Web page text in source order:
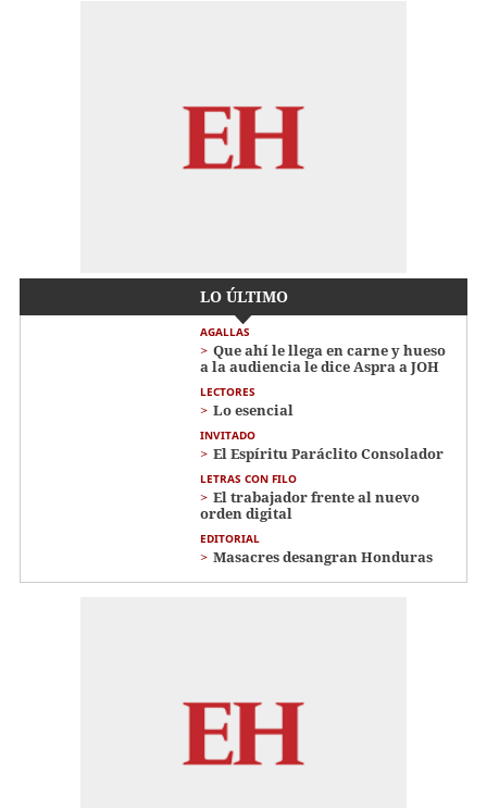
LO ÚLTIMO
AGALLAS
Que ahí le llega en carne y hueso
a la audiencia le dice Aspra a JOH
LECTORES
Lo esencial
INVITADO
El Espíritu Paráclito Consolador
LETRAS CON FILO
El trabajador frente al nuevo
orden digital
EDITORIAL
Masacres desangran Honduras